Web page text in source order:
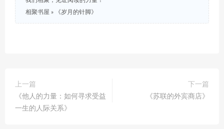
相聚书屋 » 《岁月的针脚》
上一篇
《他人的力量：如何寻求受益
一生的人际关系》
下一篇
《苏联的外宾商店》